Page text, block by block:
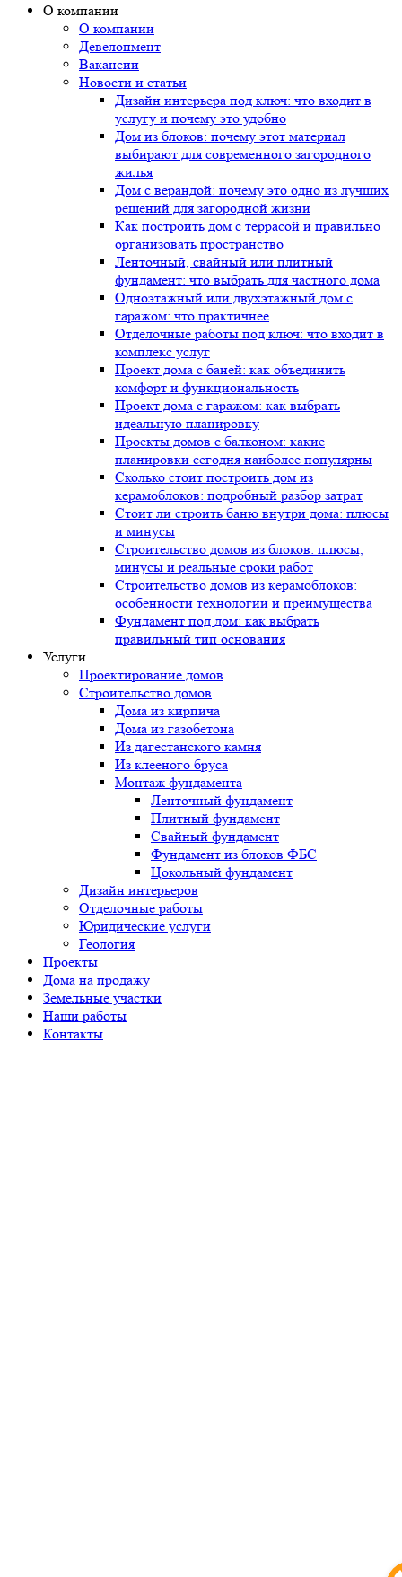
О компании
О компании
Девелопмент
Вакансии
Новости и статьи
Дизайн интерьера под ключ: что входит в
услугу и почему это удобно
Дом из блоков: почему этот материал
выбирают для современного загородного
жилья
Дом с верандой: почему это одно из лучших
решений для загородной жизни
Как построить дом с террасой и правильно
организовать пространство
Ленточный, свайный или плитный
фундамент: что выбрать для частного дома
Одноэтажный или двухэтажный дом с
гаражом: что практичнее
Отделочные работы под ключ: что входит в
комплекс услуг
Проект дома с баней: как объединить
комфорт и функциональность
Проект дома с гаражом: как выбрать
идеальную планировку
Проекты домов с балконом: какие
планировки сегодня наиболее популярны
Сколько стоит построить дом из
керамоблоков: подробный разбор затрат
Стоит ли строить баню внутри дома: плюсы
и минусы
Строительство домов из блоков: плюсы,
минусы и реальные сроки работ
Строительство домов из керамоблоков:
особенности технологии и преимущества
Фундамент под дом: как выбрать
правильный тип основания
Услуги
Проектирование домов
Строительство домов
Дома из кирпича
Дома из газобетона
Из дагестанского камня
Из клееного бруса
Монтаж фундамента
Ленточный фундамент
Плитный фундамент
Свайный фундамент
Фундамент из блоков ФБС
Цокольный фундамент
Дизайн интерьеров
Отделочные работы
Юридические услуги
Геология
Проекты
Дома на продажу
Земельные участки
Наши работы
Контакты